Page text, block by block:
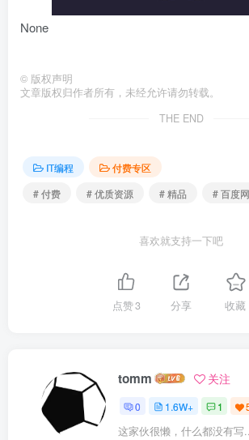
None
© 版权声明
文章版权归作者所有，未经允许请勿转载。
THE END
IT编程
付费专区
# 付费
# 优质资源 # 精品 # 百度
喜欢就支持一下吧
点赞3 分享 收藏
tomm 关注
0 1.6W+ 1
这家伙很懒，什么都没有写